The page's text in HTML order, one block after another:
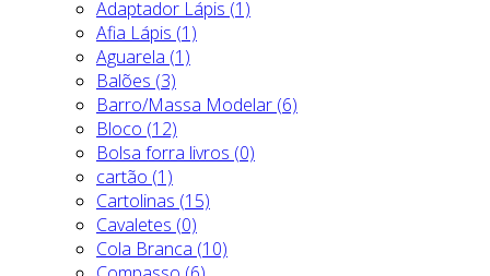
Adaptador Lápis (1)
Afia Lápis (1)
Aguarela (1)
Balões (3)
Barro/Massa Modelar (6)
Bloco (12)
Bolsa forra livros (0)
cartão (1)
Cartolinas (15)
Cavaletes (0)
Cola Branca (10)